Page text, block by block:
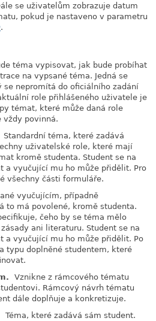
se uživatelům zobrazuje datum
pokud je nastaveno v parametru
.
téma vypisovat, jak bude probíhat
na vypsané téma. Jedná se
se nepromítá do oficiálního zadání
role přihlášeného uživatele je
témat, které může daná role
vždy povinná.
Standardní téma, které zadává
uživatelské role, které mají
kromě studenta. Student se na
a vyučující mu ho může přidělit. Pro
všechny části formuláře.
vyučujícím, případně
to má povolené, kromě studenta.
čeho by se téma mělo
ani literaturu. Student se na
a vyučující mu ho může přidělit. Po
typu doplněné studentem, které
Vznikne z rámcového tématu
Rámcový návrh tématu
dále doplňuje a konkretizuje.
Téma, které zadává sám student.